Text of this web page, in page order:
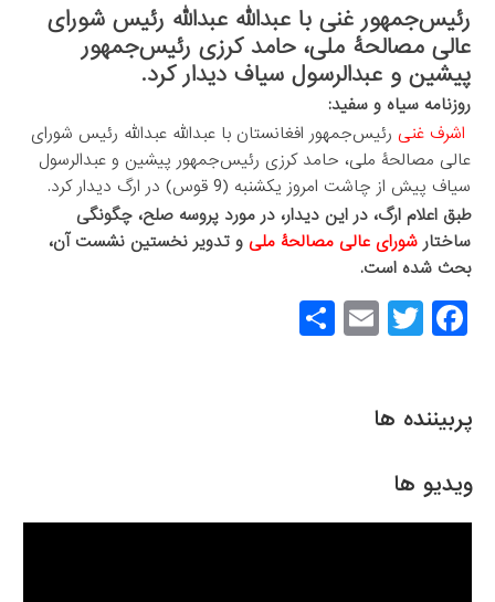
پربیننده ها
ویدیو ها
رئیس‌جمهور غنی با عبدالله عبدالله رئیس شورای
عالی مصالحۀ ملی، حامد کرزی رئیس‌جمهور
پیشین و عبدالرسول سیاف دیدار کرد.
روزنامه سیاه و سفید:
اشرف غنی رئیس‌جمهور افغانستان با عبدالله عبدالله رئیس شورای
عالی مصالحۀ ملی، حامد کرزی رئیس‌جمهور پیشین و عبدالرسول
سیاف پیش از چاشت امروز یکشنبه (9 قوس) در ارگ دیدار کرد.
طبق اعلام ارگ، در این دیدار، در مورد پروسه صلح، چگونگی
ساختار شورای عالی مصالحۀ ملی و تدویر نخستین نشست آن،
بحث شده است.
F
a
e
o
o
T
wi
er
E
m